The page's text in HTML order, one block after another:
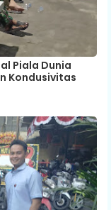
Piala Dunia
Kondusivitas